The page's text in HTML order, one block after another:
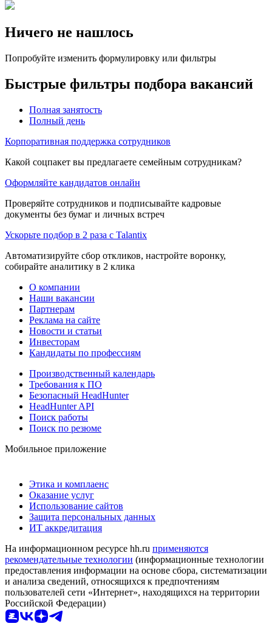
Ничего не нашлось
Попробуйте изменить формулировку или фильтры
Быстрые фильтры подбора вакансий
Полная занятость
Полный день
Корпоративная поддержка сотрудников
Какой соцпакет вы предлагаете семейным сотрудникам?
Оформляйте кандидатов онлайн
Проверяйте сотрудников и подписывайте кадровые
документы без бумаг и личных встреч
Ускорьте подбор в 2 раза с Talantix
Автоматизируйте сбор откликов, настройте воронку,
собирайте аналитику в 2 клика
О компании
Наши вакансии
Партнерам
Реклама на сайте
Новости и статьи
Инвесторам
Кандидаты по профессиям
Производственный календарь
Требования к ПО
Безопасный HeadHunter
HeadHunter API
Поиск работы
Поиск по резюме
Мобильное приложение
Этика и комплаенс
Оказание услуг
Использование сайтов
Защита персональных данных
ИТ аккредитация
На информационном ресурсе hh.ru применяются
рекомендательные технологии (информационные технологии
предоставления информации на основе сбора, систематизации
и анализа сведений, относящихся к предпочтениям
пользователей сети «Интернет», находящихся на территории
Российской Федерации)